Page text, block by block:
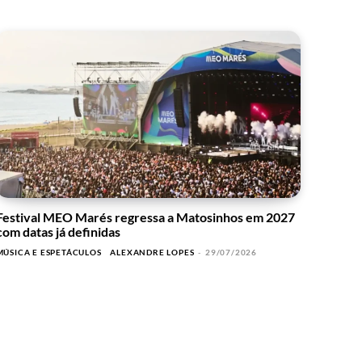
MEO Marés regressa a Matosinhos em 2027
datas já definidas
E ESPETÁCULOS ALEXANDRE LOPES - 29/07/2026